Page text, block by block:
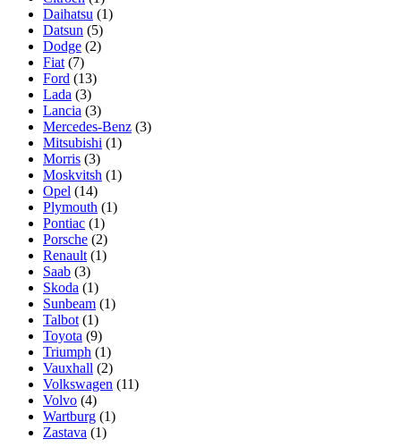
Daihatsu (1)
Datsun (5)
Dodge (2)
Fiat (7)
Ford (13)
Lada (3)
Lancia (3)
Mercedes-Benz (3)
Mitsubishi (1)
Morris (3)
Moskvitsh (1)
Opel (14)
Plymouth (1)
Pontiac (1)
Porsche (2)
Renault (1)
Saab (3)
Skoda (1)
Sunbeam (1)
Talbot (1)
Toyota (9)
Triumph (1)
Vauxhall (2)
Volkswagen (11)
Volvo (4)
Wartburg (1)
Zastava (1)